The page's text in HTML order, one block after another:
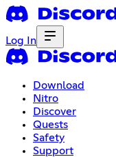
Log In
Download
Nitro
Discover
Quests
Safety
Support